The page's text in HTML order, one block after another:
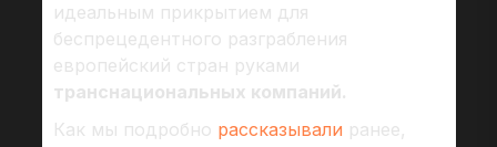
идеальным прикрытием для
беспрецедентного разграбления
европейский стран руками
транснациональных компаний.
Как мы подробно рассказывали ранее,